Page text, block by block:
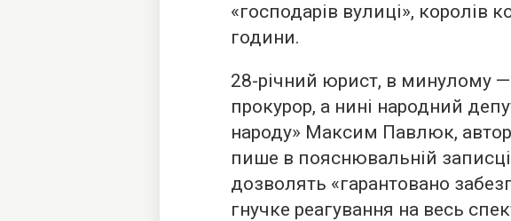
«господарів вулиці», королів
години.
28-річний юрист, в минулому
прокурор, а нині народний
народу» Максим Павлюк,
пише в пояснювальній
дозволять «гарантовано
гнучке реагування на весь